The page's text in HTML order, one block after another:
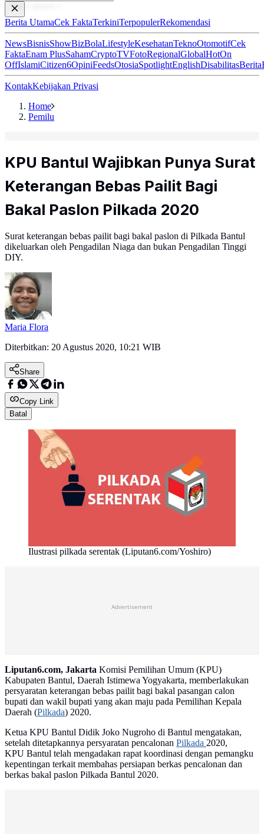
Bac
Berita UtamaCek FaktaTerkiniTerpopulerRekomendasi
NewsBisnisShowBizBolaLifestyleKesehatanTeknoOtomotifCek
FaktaEnam PlusSahamCryptoTVFotoRegionalGlobalHotOn
OffIslamiCitizen6OpiniFeedsOtosiaSpotlightEnglishDisabilitasBerita
KontakKebijakan Privasi
Home
Pemilu
KPU Bantul Wajibkan Punya Surat
Keterangan Bebas Pailit Bagi
Bakal Paslon Pilkada 2020
Surat keterangan bebas pailit bagi bakal paslon di Pilkada Bantul
dikeluarkan oleh Pengadilan Niaga dan bukan Pengadilan Tinggi
DIY.
Maria Flora
Diterbitkan: 20 Agustus 2020, 10:21 WIB
Share
Copy Link
Batal
Ilustrasi pilkada serentak (Liputan6.com/Yoshiro)
Advertisement
Liputan6.com, Jakarta Komisi Pemilihan Umum (KPU)
Kabupaten Bantul, Daerah Istimewa Yogyakarta, memberlakukan
persyaratan keterangan bebas pailit bagi bakal pasangan calon
bupati dan wakil bupati yang akan maju pada Pemilihan Kepala
Daerah (Pilkada) 2020.
Ketua KPU Bantul Didik Joko Nugroho di Bantul mengatakan,
setelah ditetapkannya persyaratan pencalonan Pilkada 2020,
KPU Bantul telah mengadakan rapat koordinasi dengan pemangku
kepentingan terkait membahas persiapan berkas pencalonan dan
berkas bakal paslon Pilkada Bantul 2020.